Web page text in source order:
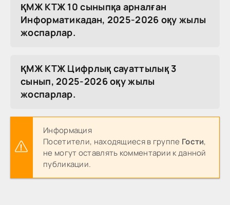
ҚМЖ КТЖ 10 сыныпқа арналған
Информатикадан, 2025-2026 оқу жылы
жоспарлар.
ҚМЖ КТЖ Цифрлық сауаттылық 3
сынып, 2025-2026 оқу жылы
жоспарлар.
Информация
Посетители, находящиеся в группе Гости,
не могут оставлять комментарии к данной
публикации.